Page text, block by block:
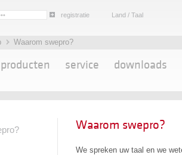
registratie Land / Taal
Waarom swepro?
producten service downloads
Waarom swepro?
We spreken uw taal en we